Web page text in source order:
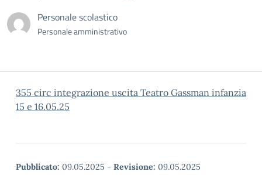
Personale scolastico
Personale amministrativo
355 circ integrazione uscita Teatro Gassman infanzia
15 e 16.05.25
Pubblicato: 09.05.2025 - Revisione: 09.05.2025